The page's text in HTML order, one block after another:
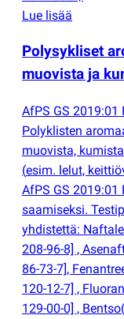
Lue lisää
Polysykliset
muovista ja
AfPS GS 2019:01
Polyklisten
muovista,
(esim. lelut,
AfPS GS 2019:01
saamiseksi.
yhdistettä:
208-96-8] ,
86-73-7],
120-12-7] ,
129-00-0] , Bentso(